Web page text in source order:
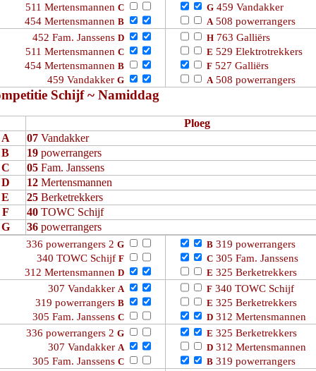
511 Mertensmannen C
454 Mertensmannen B
G 459 Vandakker
A 508 powerrangers
452 Fam. Janssens D
511 Mertensmannen C
454 Mertensmannen B
459 Vandakker G
H 763 Galliërs
E 529 Elektrotrekkers
F 527 Galliërs
A 508 powerrangers
Schijf ~ Namiddag
Ploeg
A
07 Vandakker
B
19 powerrangers
C
05 Fam. Janssens
D
12 Mertensmannen
E
25 Berketrekkers
F
40 TOWC Schijf
G
36 powerrangers
336 powerrangers 2 G
340 TOWC Schijf F
312 Mertensmannen D
B 319 powerrangers
C 305 Fam. Janssens
E 325 Berketrekkers
307 Vandakker A
319 powerrangers B
305 Fam. Janssens C
F 340 TOWC Schijf
E 325 Berketrekkers
D 312 Mertensmannen
336 powerrangers 2 G
307 Vandakker A
305 Fam. Janssens C
E 325 Berketrekkers
D 312 Mertensmannen
B 319 powerrangers